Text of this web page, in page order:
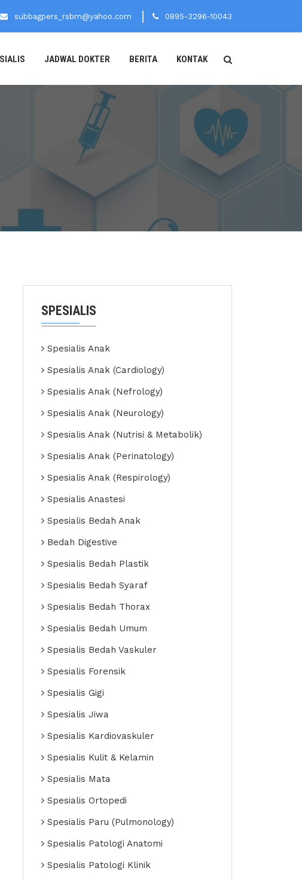
subbagpers_rsbm@yahoo.com 0895-3296-10043
JADWAL DOKTER BERITA KONTAK
SPESIALIS
Spesialis Anak
Spesialis Anak (Cardiology)
Spesialis Anak (Nefrology)
Spesialis Anak (Neurology)
Spesialis Anak (Nutrisi & Metabolik)
Spesialis Anak (Perinatology)
Spesialis Anak (Respirology)
Spesialis Anastesi
Spesialis Bedah Anak
Bedah Digestive
Spesialis Bedah Plastik
Spesialis Bedah Syaraf
Spesialis Bedah Thorax
Spesialis Bedah Umum
Spesialis Bedah Vaskuler
Spesialis Forensik
Spesialis Gigi
Spesialis Jiwa
Spesialis Kardiovaskuler
Spesialis Kulit & Kelamin
Spesialis Mata
Spesialis Ortopedi
Spesialis Paru (Pulmonology)
Spesialis Patologi Anatomi
Spesialis Patologi Klinik